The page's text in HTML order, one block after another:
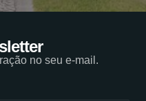
no seu e-mail.